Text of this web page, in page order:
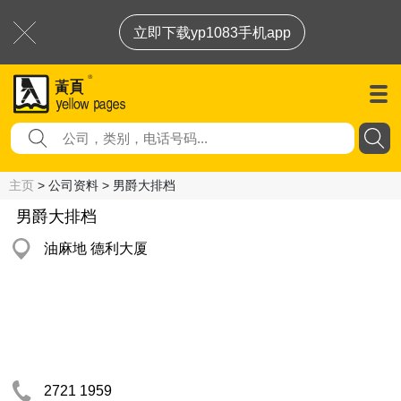
立即下载yp1083手机app
主页 > 公司资料 > 男爵大排档
男爵大排档
油麻地 德利大厦
2721 1959